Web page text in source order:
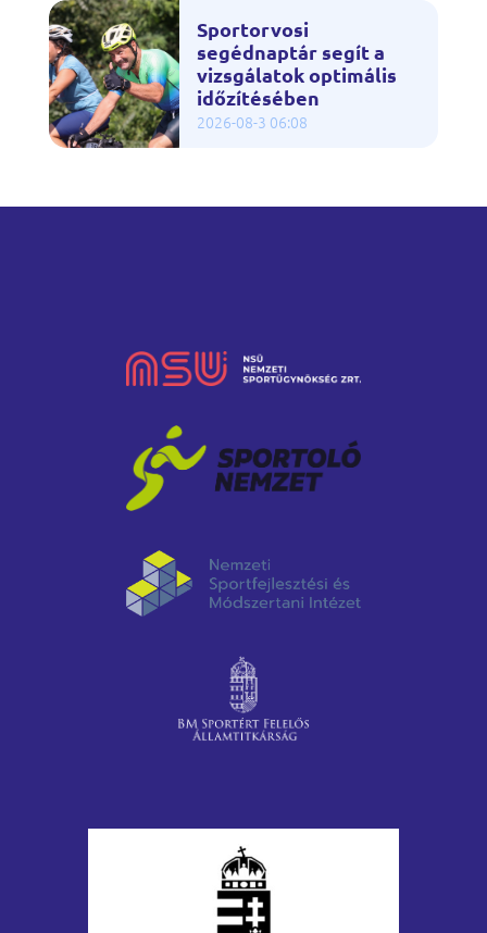
Sportorvosi
segédnaptár segít a
vizsgálatok optimális
időzítésében
2026-08-3 06:08